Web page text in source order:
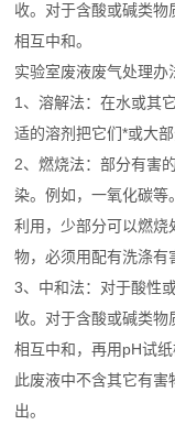
收。对于含酸或碱类
相互中和。
实验室废液废气处理办
1、溶解法：在水或其
适的溶剂把它们*或大部
2、燃烧法：部分有害
染。例如，一氧化碳等
利用，少部分可以燃烧
物，必须用配有洗涤有
3、中和法：对于酸性
收。对于含酸或碱类
相互中和，再用pH试
此废液中不含其它有
出。